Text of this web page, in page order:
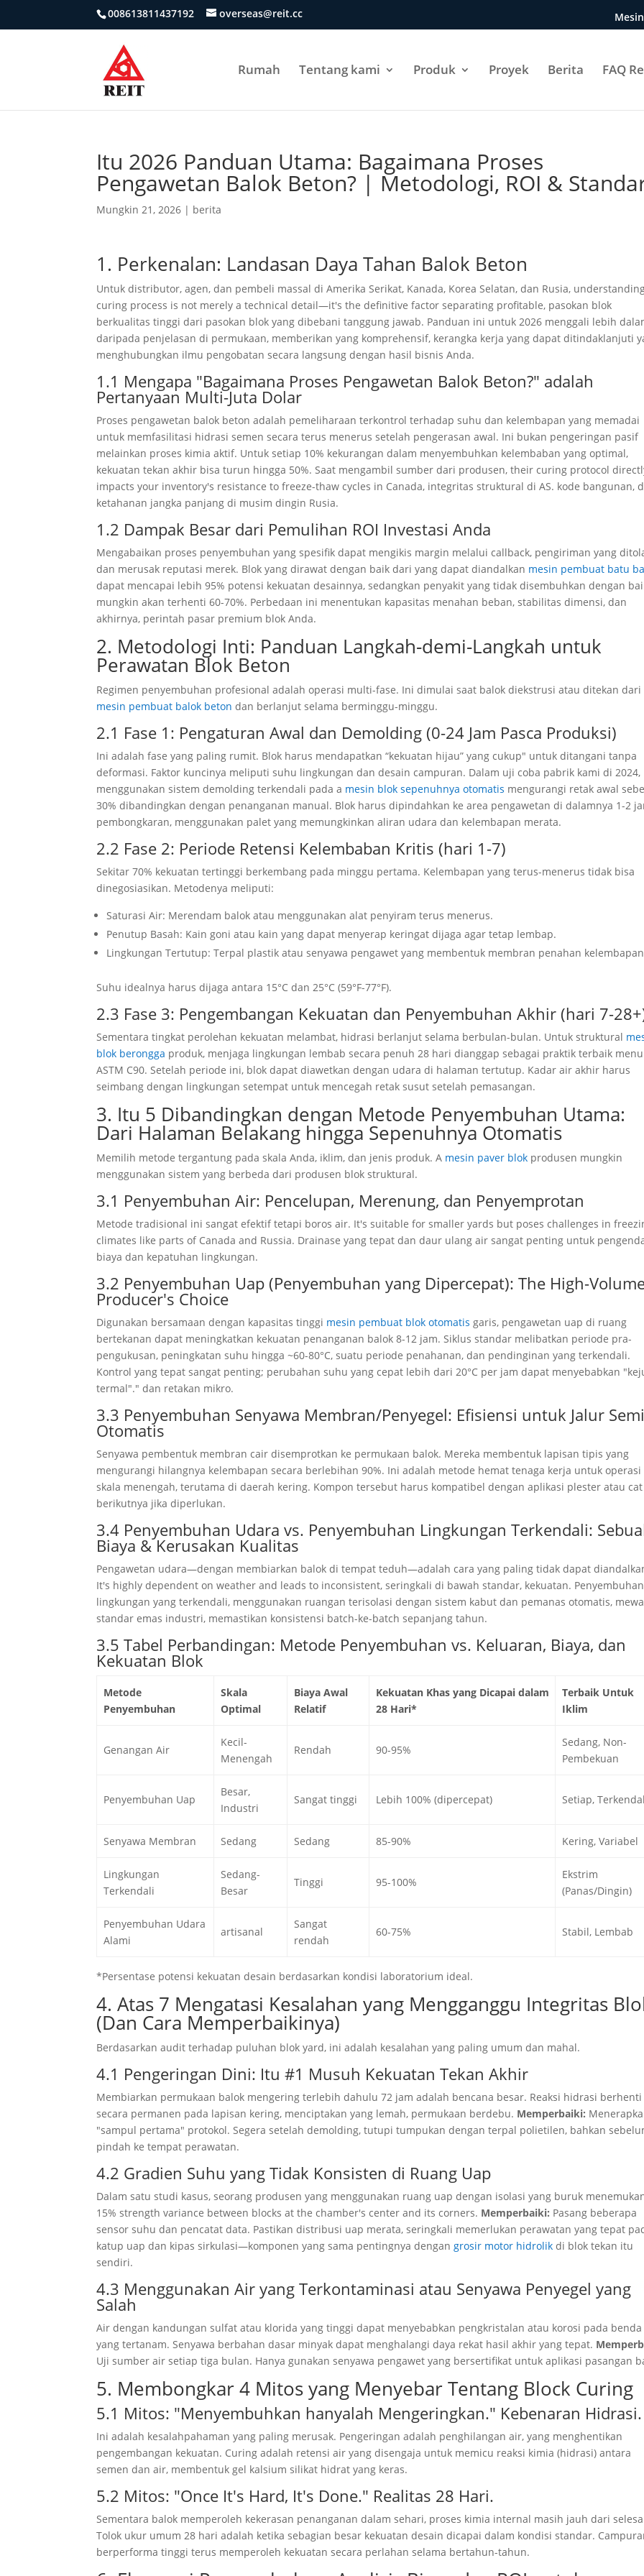
008613811437192 overseas@reit.cc
Rumah Tentang kami Produk Proyek Berita FAQ
Itu 2026 Panduan Utama: Bagaimana Proses
Pengawetan Balok Beton? | Metodologi, ROI &
Mungkin 21, 2026 | berita
1. Perkenalan: Landasan Daya Tahan Balok Beton
Untuk distributor, agen, dan pembeli massal di Amerika Serikat, Kanada, Korea Selatan, dan Rusia,
curing process is not merely a technical detail—it's the definitive factor separating profitable, pasokan blok
berkualitas tinggi dari pasokan blok yang dibebani tanggung jawab. Panduan ini untuk 2026 menggali lebih
daripada penjelasan di permukaan, memberikan yang komprehensif, kerangka kerja yang dapat ditindaklanjuti
menghubungkan ilmu pengobatan secara langsung dengan hasil bisnis Anda.
1.1 Mengapa "Bagaimana Proses Pengawetan Balok Beton?" adalah
Pertanyaan Multi-Juta Dolar
Proses pengawetan balok beton adalah pemeliharaan terkontrol terhadap suhu dan kelembapan yang memadai
untuk memfasilitasi hidrasi semen secara terus menerus setelah pengerasan awal. Ini bukan pengeringan pasif
melainkan proses kimia aktif. Untuk setiap 10% kekurangan dalam menyembuhkan kelembaban yang optimal,
kekuatan tekan akhir bisa turun hingga 50%. Saat mengambil sumber dari produsen,their curing protocol
impacts your inventory's resistance to freeze-thaw cycles in Canada, integritas struktural di AS. kode bangunan,
ketahanan jangka panjang di musim dingin Rusia.
1.2 Dampak Besar dari Pemulihan ROI Investasi Anda
Mengabaikan proses penyembuhan yang spesifik dapat mengikis margin melalui callback, pengiriman yang
dan merusak reputasi merek. Blok yang dirawat dengan baik dari yang dapat diandalkan mesin pembuat batu
dapat mencapai lebih 95% potensi kekuatan desainnya, sedangkan penyakit yang tidak disembuhkan dengan
mungkin akan terhenti 60-70%. Perbedaan ini menentukan kapasitas menahan beban, stabilitas dimensi, dan
akhirnya, perintah pasar premium blok Anda.
2. Metodologi Inti: Panduan Langkah-demi-Langkah untuk
Perawatan Blok Beton
Regimen penyembuhan profesional adalah operasi multi-fase. Ini dimulai saat balok diekstrusi atau ditekan dari
mesin pembuat balok betondan berlanjut selama berminggu-minggu.
2.1 Fase 1: Pengaturan Awal dan Demolding (0-24 Jam Pasca Produksi)
Ini adalah fase yang paling rumit. Blok harus mendapatkan “kekuatan hijau” yang cukup" untuk ditangani tanpa
deformasi. Faktor kuncinya meliputi suhu lingkungan dan desain campuran. Dalam uji coba pabrik kami di 2024,
menggunakan sistem demolding terkendali pada a mesin blok sepenuhnya otomatis mengurangi retak awal
30% dibandingkan dengan penanganan manual. Blok harus dipindahkan ke area pengawetan di dalamnya 1-2
pembongkaran, menggunakan palet yang memungkinkan aliran udara dan kelembapan merata.
2.2 Fase 2: Periode Retensi Kelembaban Kritis (hari 1-7)
Sekitar 70% kekuatan tertinggi berkembang pada minggu pertama. Kelembapan yang terus-menerus tidak bisa
dinegosiasikan. Metodenya meliputi:
Saturasi Air: Merendam balok atau menggunakan alat penyiram terus menerus.
Penutup Basah: Kain goni atau kain yang dapat menyerap keringat dijaga agar tetap lembap.
Lingkungan Tertutup: Terpal plastik atau senyawa pengawet yang membentuk membran penahan
Suhu idealnya harus dijaga antara 15°C dan 25°C (59°F-77°F).
2.3 Fase 3: Pengembangan Kekuatan dan Penyembuhan Akhir (hari 7-
Sementara tingkat perolehan kekuatan melambat, hidrasi berlanjut selama berbulan-bulan. Untuk struktural
blok berongga produk, menjaga lingkungan lembab secara penuh 28 hari dianggap sebagai praktik terbaik
ASTM C90. Setelah periode ini, blok dapat diawetkan dengan udara di halaman tertutup. Kadar air akhir harus
seimbang dengan lingkungan setempat untuk mencegah retak susut setelah pemasangan.
3. Itu 5 Dibandingkan dengan Metode Penyembuhan Utama:
Dari Halaman Belakang hingga Sepenuhnya Otomatis
Memilih metode tergantung pada skala Anda, iklim, dan jenis produk. A mesin paver blok produsen mungkin
menggunakan sistem yang berbeda dari produsen blok struktural.
3.1 Penyembuhan Air: Pencelupan, Merenung, dan Penyemprotan
Metode tradisional ini sangat efektif tetapi boros air. It's suitable for smaller yards but poses challenges in
climates like parts of Canada and Russia. Drainase yang tepat dan daur ulang air sangat penting untuk
biaya dan kepatuhan lingkungan.
3.2 Penyembuhan Uap (Penyembuhan yang Dipercepat):The High-
Producer's Choice
Digunakan bersamaan dengan kapasitas tinggi mesin pembuat blok otomatisgaris, pengawetan uap di ruang
bertekanan dapat meningkatkan kekuatan penanganan balok 8-12 jam. Siklus standar melibatkan periode pra-
pengukusan, peningkatan suhu hingga ~60-80°C, suatu periode penahanan, dan pendinginan yang terkendali.
Kontrol yang tepat sangat penting; perubahan suhu yang cepat lebih dari 20°C per jam dapat menyebabkan
termal"." dan retakan mikro.
3.3 Penyembuhan Senyawa Membran/Penyegel: Efisiensi untuk Jalur
Otomatis
Senyawa pembentuk membran cair disemprotkan ke permukaan balok. Mereka membentuk lapisan tipis yang
mengurangi hilangnya kelembapan secara berlebihan 90%. Ini adalah metode hemat tenaga kerja untuk operasi
skala menengah, terutama di daerah kering. Kompon tersebut harus kompatibel dengan aplikasi plester atau cat
berikutnya jika diperlukan.
3.4 Penyembuhan Udara vs. Penyembuhan Lingkungan Terkendali:
Biaya & Kerusakan Kualitas
Pengawetan udara—dengan membiarkan balok di tempat teduh—adalah cara yang paling tidak dapat
It's highly dependent on weather and leads to inconsistent, seringkali di bawah standar, kekuatan. Penyembuhan
lingkungan yang terkendali, menggunakan ruangan terisolasi dengan sistem kabut dan pemanas otomatis,
standar emas industri, memastikan konsistensi batch-ke-batch sepanjang tahun.
3.5 Tabel Perbandingan: Metode Penyembuhan vs. Keluaran, Biaya, dan
Kekuatan Blok
Metode
Penyembuhan
Skala
Optimal
Biaya Awal
Relatif
Kekuatan Khas yang Dicapai dalam
28 Hari*
Terbaik Untuk
Iklim
Genangan Air
Kecil-
Menengah
Rendah 90-95%
Sedang, Non-
Pembekuan
Penyembuhan Uap
Besar,
Industri
Sangat tinggi Lebih 100% (dipercepat) Setiap,
Senyawa Membran Sedang Sedang 85-90% Kering, Variabel
Lingkungan
Terkendali
Sedang-
Besar
Tinggi 95-100%
Ekstrim
(Panas/Dingin)
Penyembuhan Udara
Alami
artisanal
Sangat
rendah
60-75% Stabil, Lembab
*Persentase potensi kekuatan desain berdasarkan kondisi laboratorium ideal.
4. Atas 7 Mengatasi Kesalahan yang Mengganggu Integritas
(Dan Cara Memperbaikinya)
Berdasarkan audit terhadap puluhan blok yard, ini adalah kesalahan yang paling umum dan mahal.
4.1 Pengeringan Dini: Itu #1 Musuh Kekuatan Tekan Akhir
Membiarkan permukaan balok mengering terlebih dahulu 72 jam adalah bencana besar. Reaksi hidrasi berhenti
secara permanen pada lapisan kering, menciptakan yang lemah, permukaan berdebu. Memperbaiki:
"sampul pertama" protokol. Segera setelah demolding, tutupi tumpukan dengan terpal polietilen, bahkan
pindah ke tempat perawatan.
4.2 Gradien Suhu yang Tidak Konsisten di Ruang Uap
Dalam satu studi kasus, seorang produsen yang menggunakan ruang uap dengan isolasi yang buruk
15%strength variance between blocks at the chamber's center and its corners. Memperbaiki: Pasang beberapa
sensor suhu dan pencatat data. Pastikan distribusi uap merata, seringkali memerlukan perawatan yang tepat
katup uap dan kipas sirkulasi—komponen yang sama pentingnya dengangrosir motor hidrolikdi blok tekan itu
sendiri.
4.3 Menggunakan Air yang Terkontaminasi atau Senyawa Penyegel yang
Salah
Air dengan kandungan sulfat atau klorida yang tinggi dapat menyebabkan pengkristalan atau korosi pada benda
yang tertanam. Senyawa berbahan dasar minyak dapat menghalangi daya rekat hasil akhir yang tepat.
Uji sumber air setiap tiga bulan. Hanya gunakan senyawa pengawet yang bersertifikat untuk aplikasi pasangan
5. Membongkar 4 Mitos yang Menyebar Tentang Block Curing
5.1 Mitos: "Menyembuhkan hanyalah Mengeringkan." Kebenaran Hidrasi.
Ini adalah kesalahpahaman yang paling merusak. Pengeringan adalah penghilangan air, yang menghentikan
pengembangan kekuatan. Curing adalah retensi air yang disengaja untuk memicu reaksi kimia (hidrasi) antara
semen dan air, membentuk gel kalsium silikat hidrat yang keras.
5.2 Mitos: "Once It's Hard, It's Done." Realitas 28 Hari.
Sementara balok memperoleh kekerasan penanganan dalam sehari, proses kimia internal masih jauh dari
Tolok ukur umum 28 hari adalah ketika sebagian besar kekuatan desain dicapai dalam kondisi standar.
berperforma tinggi terus memperoleh kekuatan secara perlahan selama bertahun-tahun.